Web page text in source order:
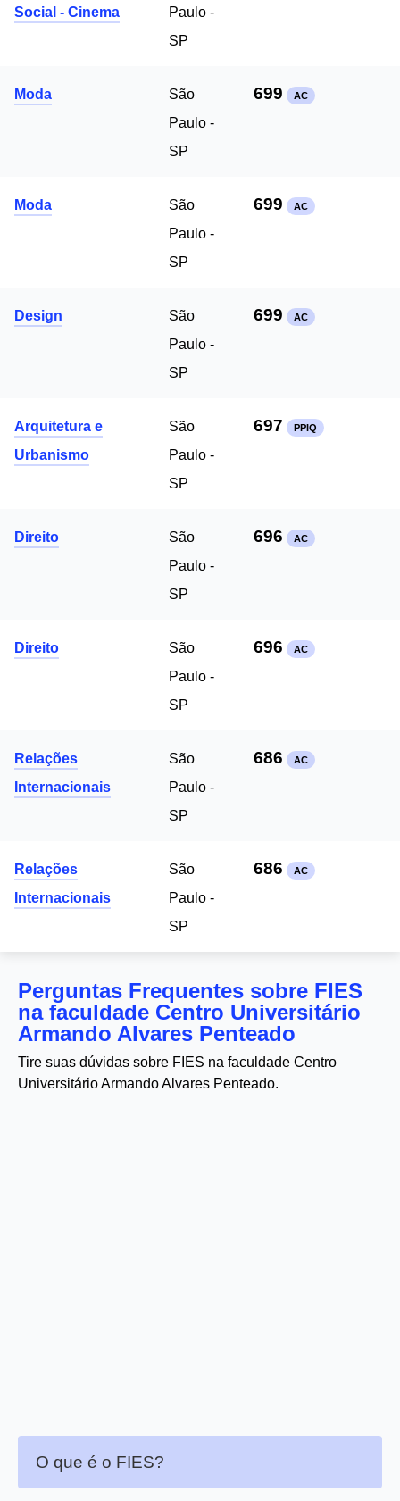
Social - Cinema
Paulo -
SP
Moda
São
Paulo -
SP
699 AC
Moda
São
Paulo -
SP
699 AC
Design
São
Paulo -
SP
699 AC
Arquitetura e
Urbanismo
São
Paulo -
SP
697 PPIQ
Direito
São
Paulo -
SP
696 AC
Direito
São
Paulo -
SP
696 AC
Relações
Internacionais
São
Paulo -
SP
686 AC
Relações
Internacionais
São
Paulo -
SP
686 AC
Perguntas Frequentes sobre FIES
na faculdade Centro Universitário
Armando Alvares Penteado
Tire suas dúvidas sobre FIES na faculdade Centro
Universitário Armando Alvares Penteado.
O que é o FIES?